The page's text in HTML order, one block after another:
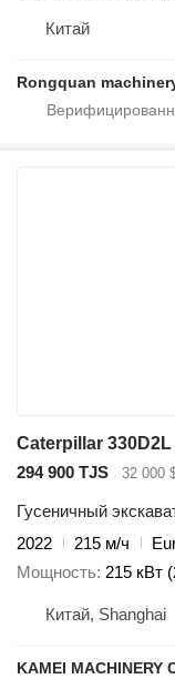
Китай
Rongquan
Caterpillar 330D2L
294 900 TJS
32 000
Гусеничный
2022
215 м/ч
Мощность 215 кВт
Китай, Shanghai
KAMEI MACHINERY